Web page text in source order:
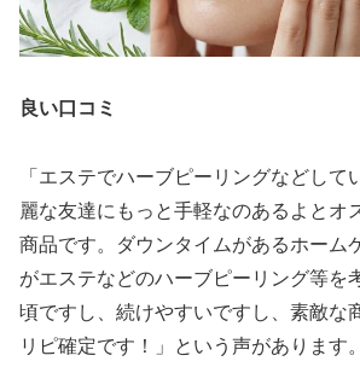
良い口コミ
「エステでハーブピーリングなどして
麗な友達にもっと手軽なのあるよとオ
商品です。ダウンタイムがあるホーム
がエステなどのハーブピーリング等を
頃ですし、続けやすいですし、素敵な
リピ確定です！」という声があります。